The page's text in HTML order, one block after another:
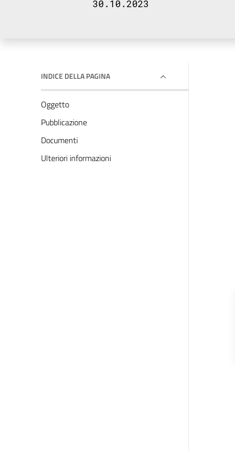
30.10.2023
INDICE DELLA PAGINA
Oggetto
Pubblicazione
Documenti
Ulteriori informazioni